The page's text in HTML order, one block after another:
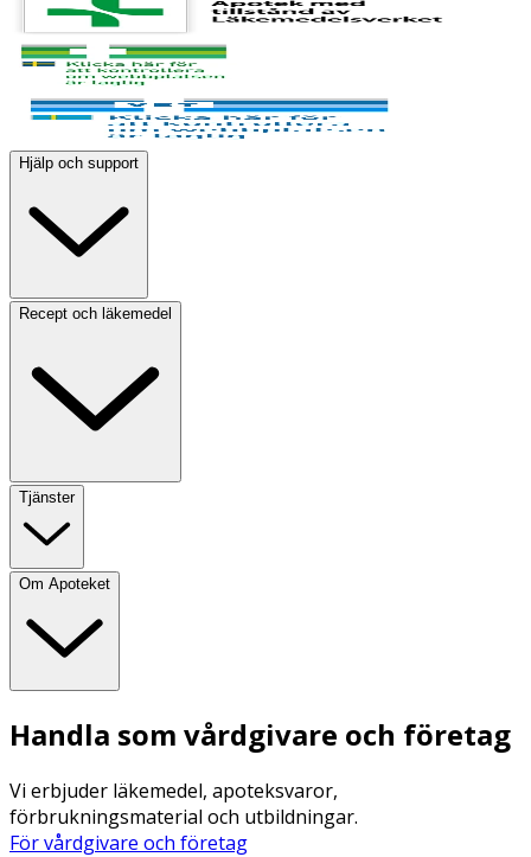
Hjälp och support
Recept och läkemedel
Tjänster
Om Apoteket
Handla som vårdgivare och företag
Vi erbjuder läkemedel, apoteksvaror,
förbrukningsmaterial och utbildningar.
För vårdgivare och företag